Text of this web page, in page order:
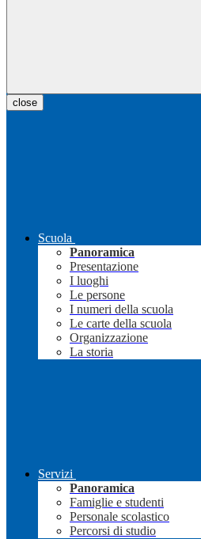
close
Scuola
Panoramica
Presentazione
I luoghi
Le persone
I numeri della scuola
Le carte della scuola
Organizzazione
La storia
Servizi
Panoramica
Famiglie e studenti
Personale scolastico
Percorsi di studio